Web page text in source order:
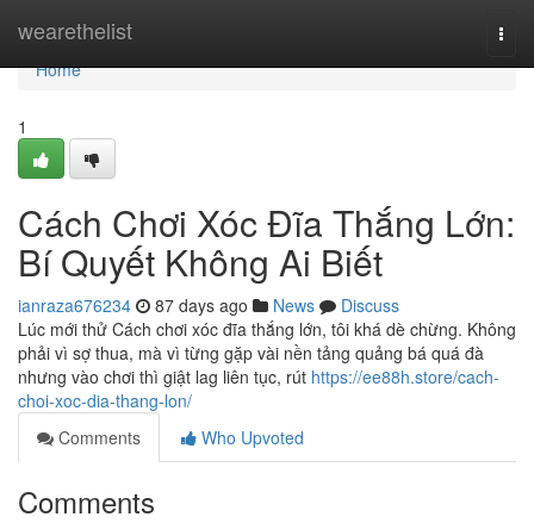
wearethelist
Home
Home
1
Cách Chơi Xóc Đĩa Thắng Lớn:
Bí Quyết Không Ai Biết
ianraza676234 87 days ago News
Discuss
Lúc mới thử Cách chơi xóc đĩa thắng lớn, tôi khá dè chừng. Không
phải vì sợ thua, mà vì từng gặp vài nền tảng quảng bá quá đà
nhưng vào chơi thì giật lag liên tục, rút https://ee88h.store/cach-
choi-xoc-dia-thang-lon/
Comments
Who Upvoted
Comments